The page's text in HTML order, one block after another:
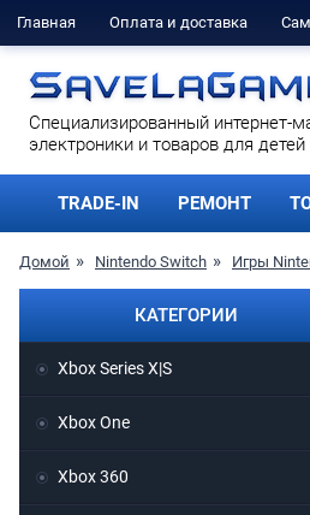
Главная Оплата и доставка
Cпециализированный интернет-
электроники и товаров для детей
TRADE-IN РЕМОНТ
Домой Nintendo Switch Игры
КАТЕГОРИИ
Xbox Series X|S
Xbox One
Xbox 360